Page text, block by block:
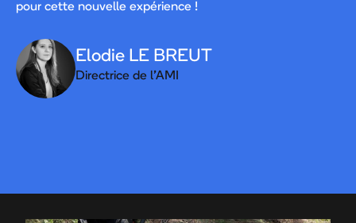
pour cette nouvelle expérience !
Elodie LE BREUT
Directrice de l'AMI